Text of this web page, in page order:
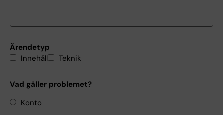
Ärendetyp
Innehåll
Teknik
Vad gäller problemet?
Konto